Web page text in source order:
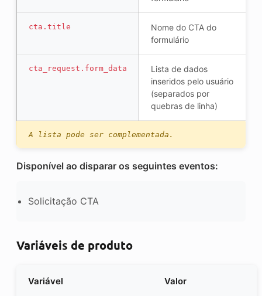
cta.title
Nome do CTA do
formulário
cta_request.form_data
Lista de dados
inseridos pelo usuário
(separados por
quebras de linha)
A lista pode ser complementada.
Disponível ao disparar os seguintes eventos:
Solicitação CTA
Variáveis de produto
Variável Valor